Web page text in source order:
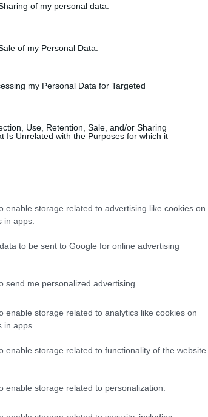
of my personal data.
of my Personal Data.
my Personal Data for Targeted
Use, Retention, Sale, and/or Sharing
Is Unrelated with the Purposes for which it
enable storage related to advertising like cookies on
in apps.
to be sent to Google for online advertising
send me personalized advertising.
enable storage related to analytics like cookies on
in apps.
enable storage related to functionality of the website
enable storage related to personalization.
lennék.
szólt ki. Nevetett, épp filmet nézett.
ebédhez. Kilencen jönnek, szóval
közös tervezés. Csak egy feladat.
és ne maradjak túl sokáig. Mégis én
kell, ki vagyok. A mi családunkban a
fogadni, és tudtam tömegre főzni. Viszont ha
sült fokhagymával. Zsályás, kolbászos
tőlem kért.
Sinatra, miközben dolgoztam. Délutánra
nevetés szólt. Amikor tálaltam, az asztal úgy